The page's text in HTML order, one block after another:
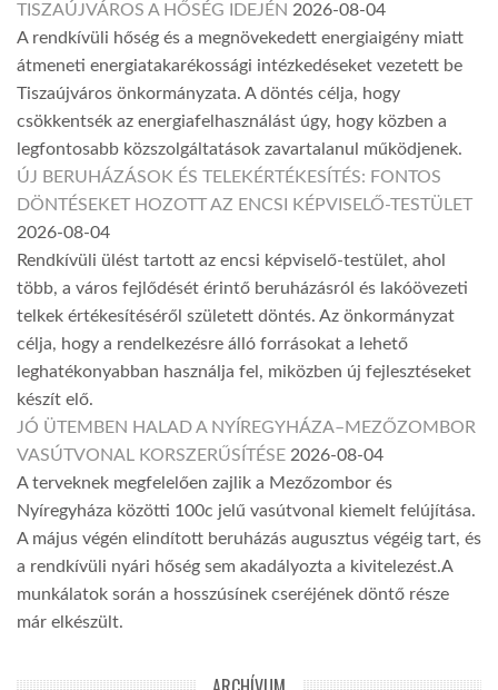
TISZAÚJVÁROS A HŐSÉG IDEJÉN 2026-08-04
A rendkívüli hőség és a megnövekedett energiaigény miatt
átmeneti energiatakarékossági intézkedéseket vezetett be
Tiszaújváros önkormányzata. A döntés célja, hogy
csökkentsék az energiafelhasználást úgy, hogy közben a
legfontosabb közszolgáltatások zavartalanul működjenek.
ÚJ BERUHÁZÁSOK ÉS TELEKÉRTÉKESÍTÉS: FONTOS
DÖNTÉSEKET HOZOTT AZ ENCSI KÉPVISELŐ-TESTÜLET
2026-08-04
Rendkívüli ülést tartott az encsi képviselő-testület, ahol
több, a város fejlődését érintő beruházásról és lakóövezeti
telkek értékesítéséről született döntés. Az önkormányzat
célja, hogy a rendelkezésre álló forrásokat a lehető
leghatékonyabban használja fel, miközben új fejlesztéseket
készít elő.
JÓ ÜTEMBEN HALAD A NYÍREGYHÁZA–MEZŐZOMBOR
VASÚTVONAL KORSZERŰSÍTÉSE 2026-08-04
A terveknek megfelelően zajlik a Mezőzombor és
Nyíregyháza közötti 100c jelű vasútvonal kiemelt felújítása.
A május végén elindított beruházás augusztus végéig tart, és
a rendkívüli nyári hőség sem akadályozta a kivitelezést.A
munkálatok során a hosszúsínek cseréjének döntő része
már elkészült.